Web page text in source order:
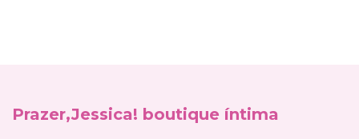
Prazer,Jessica! boutique íntima